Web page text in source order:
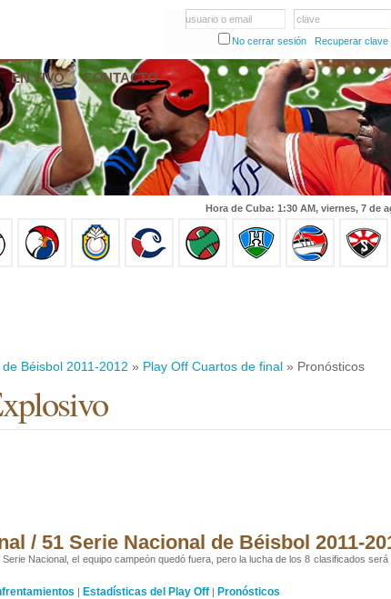
usuario o email
clave
No cerrar sesión
Recuperar clave
EN VIVO CONTACTO
Hora de Cuba: 1:30 AM, viernes, 7 de
Béisbol 2011-2012 » Play Off Cuartos de final » Pronósticos
/ 51 Serie Nacional de Béisbol 2011-
Nacional, el equipo campeón quedó fuera, pero la lucha de los 8 clasificados
| Estadísticas del Play Off | Pronósticos